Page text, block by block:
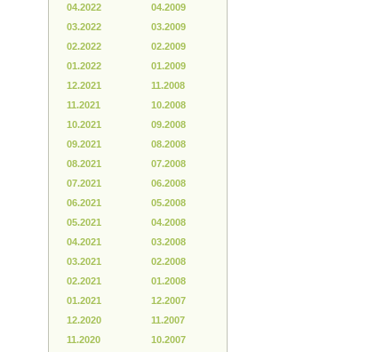
04.2022
03.2022
02.2022
01.2022
12.2021
11.2021
10.2021
09.2021
08.2021
07.2021
06.2021
05.2021
04.2021
03.2021
02.2021
01.2021
12.2020
11.2020
04.2009
03.2009
02.2009
01.2009
11.2008
10.2008
09.2008
08.2008
07.2008
06.2008
05.2008
04.2008
03.2008
02.2008
01.2008
12.2007
11.2007
10.2007